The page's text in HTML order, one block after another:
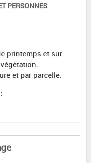
PERSONNES
printemps et sur
et par parcelle.